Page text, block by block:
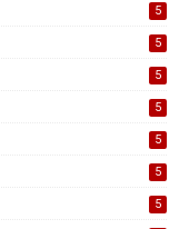
5
5
5
5
5
5
5